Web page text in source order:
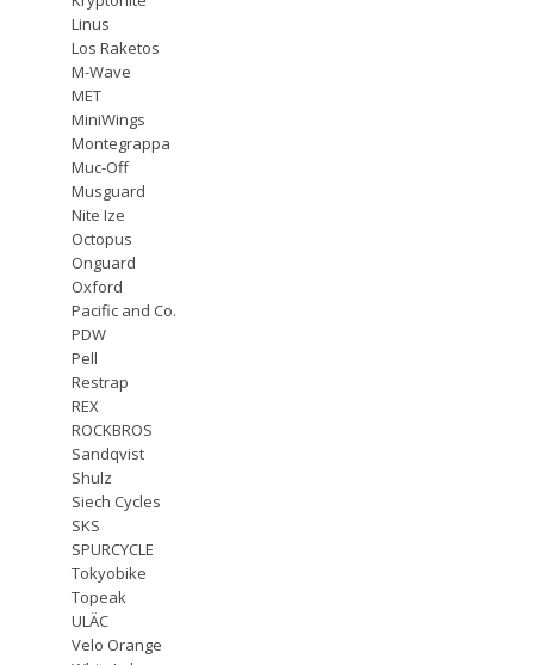
Linus
Los Raketos
M-Wave
MET
MiniWings
Montegrappa
Muc-Off
Musguard
Nite Ize
Octopus
Onguard
Oxford
Pacific and Co.
PDW
Pell
Restrap
REX
ROCKBROS
Sandqvist
Shulz
Siech Cycles
SKS
SPURCYCLE
Tokyobike
Topeak
ULÄC
Velo Orange